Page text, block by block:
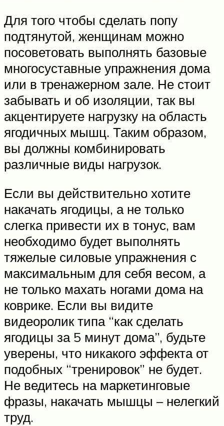
Для того чтобы сделать попу
подтянутой, женщинам можно
посоветовать выполнять базовые
многосуставные упражнения дома
или в тренажерном зале. Не стоит
забывать и об изоляции, так вы
акцентируете нагрузку на область
ягодичных мышц. Таким образом,
вы должны комбинировать
различные виды нагрузок.
Если вы действительно хотите
накачать ягодицы, а не только
слегка привести их в тонус, вам
необходимо будет выполнять
тяжелые силовые упражнения с
максимальным для себя весом, а
не только махать ногами дома на
коврике. Если вы видите
видеоролик типа “как сделать
ягодицы за 5 минут дома”, будьте
уверены, что никакого эффекта от
подобных “тренировок” не будет.
Не ведитесь на маркетинговые
фразы, накачать мышцы – нелегкий
труд.